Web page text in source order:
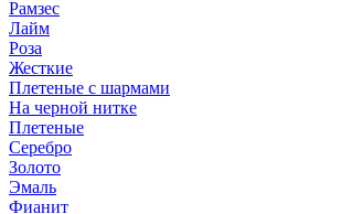
Рамзес
Лайм
Роза
Жесткие
Плетеные с шармами
На черной нитке
Плетеные
Серебро
Золото
Эмаль
Фианит